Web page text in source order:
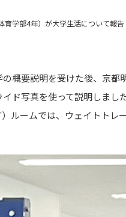
育学部4年）が大学生活について報告
概要説明を受けた後、京都
ド写真を使って説明しま
ルームでは、ウェイトトレ